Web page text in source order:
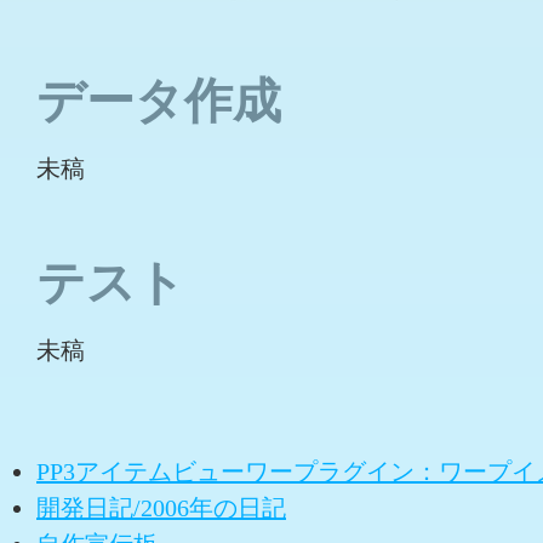
データ作成
未稿
テスト
未稿
PP3アイテムビューワープラグイン：ワープ
開発日記/2006年の日記